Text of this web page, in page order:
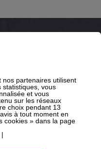
nos partenaires utilisent
statistiques, vous
et vous
sur les réseaux
choix pendant 13
à tout moment en
cookies » dans la page
|